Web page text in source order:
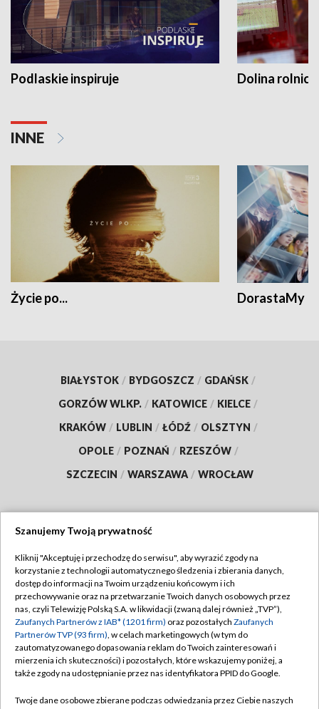
Podlaskie inspiruje Dolina
INNE
Życie po... DorastaMy
BIAŁYSTOK / BYDGOSZCZ / GDAŃSK /
GORZÓW WLKP. / KATOWICE / KIELCE /
KRAKÓW / LUBLIN / ŁÓDŹ / OLSZTYN /
OPOLE / POZNAŃ / RZESZÓW /
SZCZECIN / WARSZAWA / WROCŁAW
TVP
Abonament TVP
Emisja w TVP
Centrum informacji TVP
Naziemna Telewizja Cyfrowa
Regulamin TVP
Polityka prywatności
Moje zgody
Pomoc
Szanujemy Twoją prywatność
Kliknij "Akceptuję i przechodzę do serwisu", aby wyrazić zgody na
korzystanie z technologii automatycznego śledzenia i zbierania danych,
dostęp do informacji na Twoim urządzeniu końcowym i ich
przechowywanie oraz na przetwarzanie Twoich danych osobowych przez
nas, czyli Telewizję Polską S.A. w likwidacji (zwaną dalej również „TVP”),
Zaufanych Partnerów z IAB* (1201 firm) oraz pozostałych Zaufanych
Partnerów TVP (93 firm), w celach marketingowych (w tym do
zautomatyzowanego dopasowania reklam do Twoich zainteresowań i
mierzenia ich skuteczności) i pozostałych, które wskazujemy poniżej, a
także zgody na udostępnianie przez nas identyfikatora PPID do Google.
Twoje dane osobowe zbierane podczas odwiedzania przez Ciebie naszych